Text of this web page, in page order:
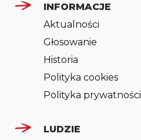
INFORMACJE
Aktualności
Głosowanie
Historia
Polityka cookies
Polityka prywatności
LUDZIE